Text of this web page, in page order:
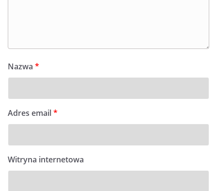
Nazwa *
Adres email*
Witryna internetowa